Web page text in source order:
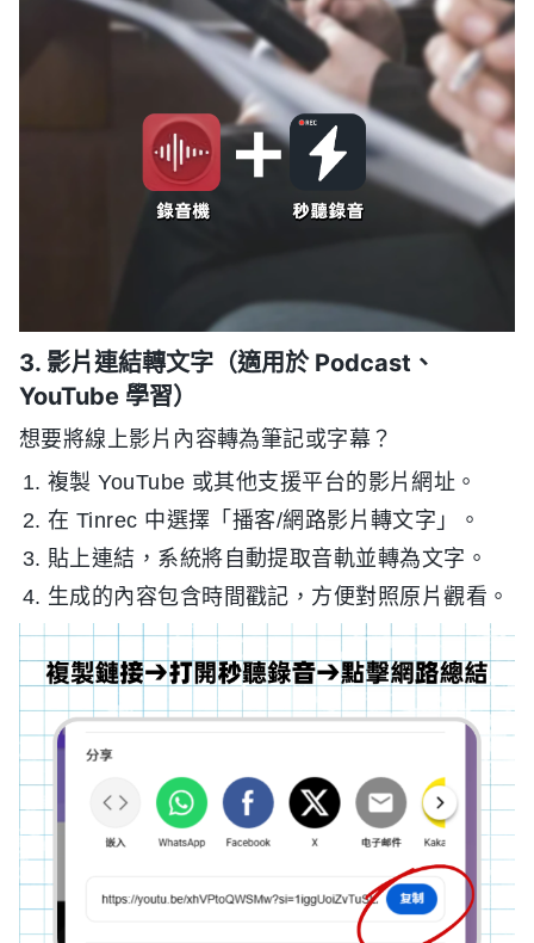
3. 影片連結轉文字（適用於 Podcast、
YouTube 學習）
想要將線上影片內容轉為筆記或字幕？
複製 YouTube 或其他支援平台的影片網址。
在 Tinrec 中選擇「播客/網路影片轉文字」。
貼上連結，系統將自動提取音軌並轉為文字。
生成的內容包含時間戳記，方便對照原片觀看。